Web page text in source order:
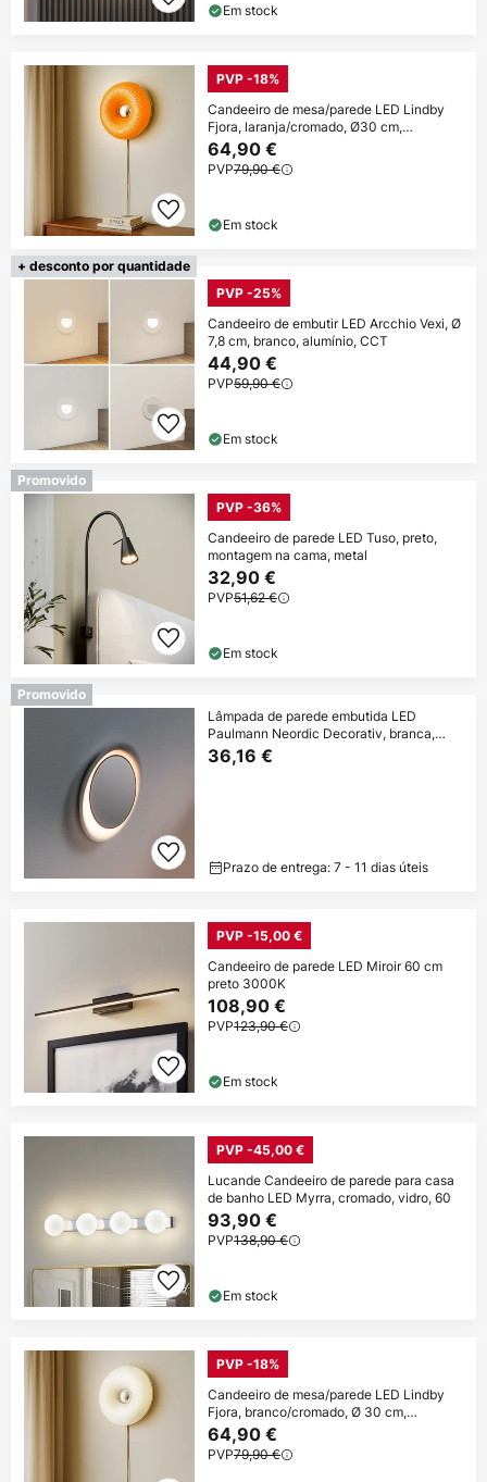
Em stock
PVP -18%
Candeeiro de mesa/parede LED Lindby
Fjora, laranja/cromado, Ø30 cm,
regulável.
64,90 €
PVP79,90 €
Em stock
+ desconto por quantidade
PVP -25%
Candeeiro de embutir LED Arcchio Vexi, Ø
7,8 cm, branco, alumínio, CCT
44,90 €
PVP59,90 €
Em stock
Promovido
PVP -36%
Candeeiro de parede LED Tuso, preto,
montagem na cama, metal
32,90 €
PVP51,62 €
Em stock
Promovido
Lâmpada de parede embutida LED
Paulmann Neordic Decorativ, branca,
redonda
36,16 €
Prazo de entrega: 7 - 11 dias úteis
PVP -15,00 €
Candeeiro de parede LED Miroir 60 cm
preto 3000K
108,90 €
PVP123,90 €
Em stock
PVP -45,00 €
Lucande Candeeiro de parede para casa
de banho LED Myrra, cromado, vidro, 60
93,90 €
PVP138,90 €
Em stock
PVP -18%
Candeeiro de mesa/parede LED Lindby
Fjora, branco/cromado, Ø 30 cm,
regulável.
64,90 €
PVP79,90 €